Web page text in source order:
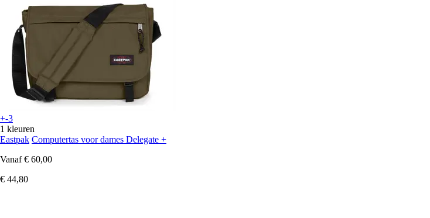
+-3
1 kleuren
Eastpak Computertas voor dames Delegate +
Vanaf € 60,00
€ 44,80